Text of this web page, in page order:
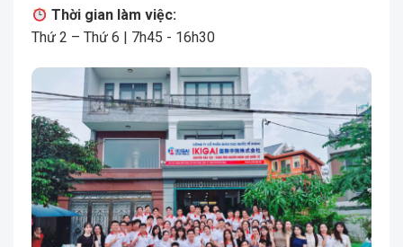
Thời gian làm việc:
Thứ 2 – Thứ 6 | 7h45 - 16h30